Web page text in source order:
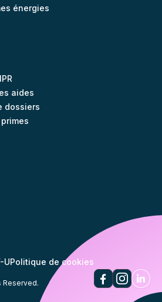
énergies
aides
dossiers
UPolitique de cookies
Reserved.